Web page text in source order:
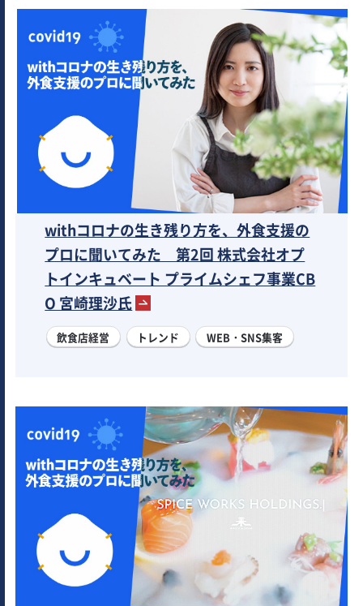
withコロナの生き残り方を、外食支援の
プロに聞いてみた 第2回 株式会社オプ
トインキュベート プライムシェフ事業CB
O 宮崎理沙氏
飲食店経営 トレンド WEB・SNS集客